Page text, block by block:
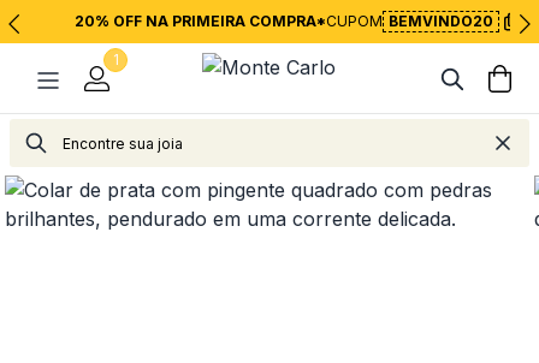
20% OFF NA PRIMEIRA COMPRA*CUPOM BEMVINDO20
1
Joias